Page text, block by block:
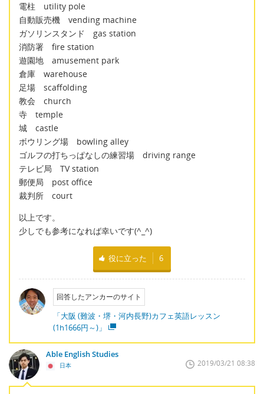
電柱 utility pole
自動販売機 vending machine
ガソリンスタンド gas station
消防署 fire station
遊園地 amusement park
倉庫 warehouse
足場 scaffolding
教会 church
寺 temple
城 castle
ボウリング場 bowling alley
ゴルフの打ちっぱなしの練習場 driving range
テレビ局 TV station
郵便局 post office
裁判所 court
以上です。
少しでも参考になれば幸いです(^_^)
役に立った 6
回答したアンカーのサイト
「大阪 (難波・堺・河内長野)カフェ英語レッスン
(1h1666円～)」
Able English Studies
日本 2019/03/21 08:38